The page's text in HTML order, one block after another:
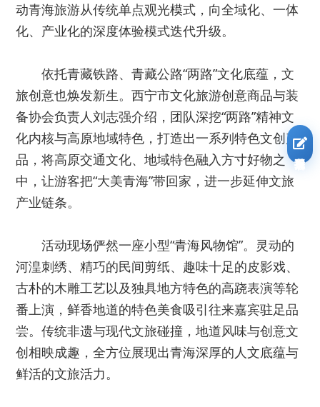
动青海旅游从传统单点观光模式，向全域化、一体
化、产业化的深度体验模式迭代升级。
依托青藏铁路、青藏公路“两路”文化底蕴，文
旅创意也焕发新生。西宁市文化旅游创意商品与装
备协会负责人刘志强介绍，团队深挖“两路”精神文
化内核与高原地域特色，打造出一系列特色文创产
品，将高原交通文化、地域特色融入方寸好物之
中，让游客把“大美青海”带回家，进一步延伸文旅
产业链条。
活动现场俨然一座小型“青海风物馆”。灵动的
河湟刺绣、精巧的民间剪纸、趣味十足的皮影戏、
古朴的木雕工艺以及独具地方特色的高跷表演等轮
番上演，鲜香地道的特色美食吸引往来嘉宾驻足品
尝。传统非遗与现代文旅碰撞，地道风味与创意文
创相映成趣，全方位展现出青海深厚的人文底蕴与
鲜活的文旅活力。
我要报名